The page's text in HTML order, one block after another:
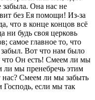
забыла. Она нас не
без Ея помощи! Из-за
что в конце концов всё
ни будь своя церковь
самое главное то, что
Вот что нам было
что Он есть! Смеем ли мы
ли мы пренебречь этим
нас? Смеем ли мы забыть
если мы так